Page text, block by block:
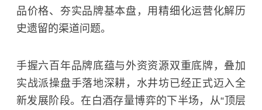
品价格、夯实品牌基本盘，用精细化运营化解历
史遗留的渠道问题。
手握六百年品牌底蕴与外资资源双重底牌，叠加
实战派操盘手落地深耕，水井坊已经正式迈入全
新发展阶段。在白酒存量博弈的下半场，从“顶层